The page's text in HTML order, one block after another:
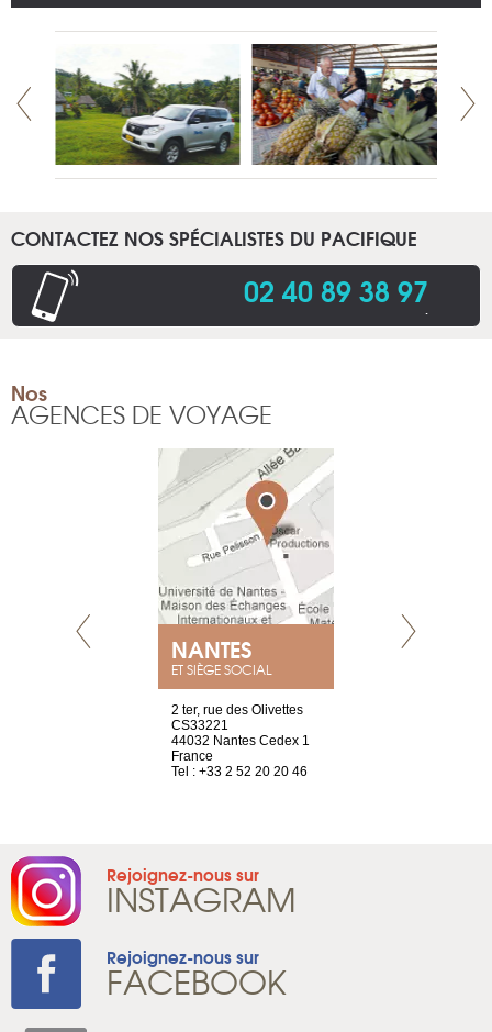
CONTACTEZ NOS SPÉCIALISTES DU PACIFIQUE
02 40 89 38 97.
Nos
AGENCES DE VOYAGE
NANTES
ET SIÈGE SOCIAL
2 ter, rue des Olivettes
CS33221
44032 Nantes Cedex 1
France
Tel : +33 2 52 20 20 46
Rejoignez-nous sur
INSTAGRAM
Rejoignez-nous sur
FACEBOOK